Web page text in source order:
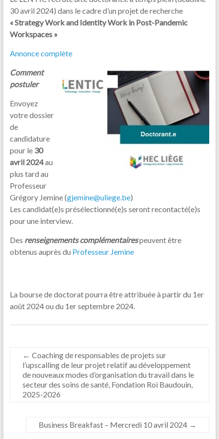
30 avril 2024) dans le cadre d’un projet de recherche
« Strategy Work and Identity Work in Post-Pandemic
Workspaces »
Annonce complète
Comment
postuler
Envoyez
votre dossier
de
candidature
pour le30
avril 2024au
plus tard au
Professeur
Grégory Jemine (gjemine@uliege.be)
Les candidat(e)s présélectionné(e)s seront recontacté(e)s
pour une interview.
Des renseignements complémentairespeuvent être
obtenus auprès du Professeur Jemine
La bourse de doctorat pourra être attribuée à partir du 1er
août 2024 ou du 1er septembre 2024.
← Coaching de responsables de projets sur
l’upscalling de leur projet relatif au développement
de nouveaux modes d’organisation du travail dans le
secteur des soins de santé, Fondation Roi Baudouin,
2025-2026
Business Breakfast – Mercredi 10 avril 2024 →